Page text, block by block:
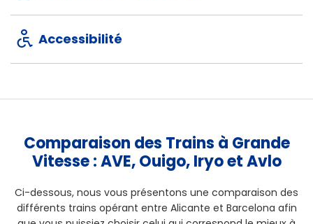
Accessibilité
Comparaison des Trains à Grande
Vitesse : AVE, Ouigo, Iryo et Avlo
Ci-dessous, nous vous présentons une comparaison des
différents trains opérant entre Alicante et Barcelona afin